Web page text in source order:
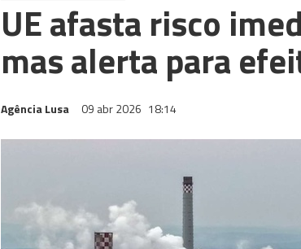
UE afasta risco
mas alerta para
Agência Lusa 09 abr 2026 18:14